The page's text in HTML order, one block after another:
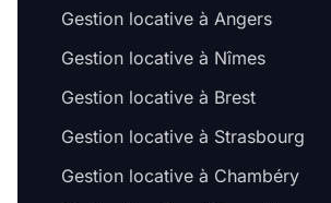
Gestion locative à Angers
Gestion locative à Nîmes
Gestion locative à Brest
Gestion locative à Strasbourg
Gestion locative à Chambéry